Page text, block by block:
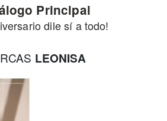
Principal
dile sí a todo!
LEONISA